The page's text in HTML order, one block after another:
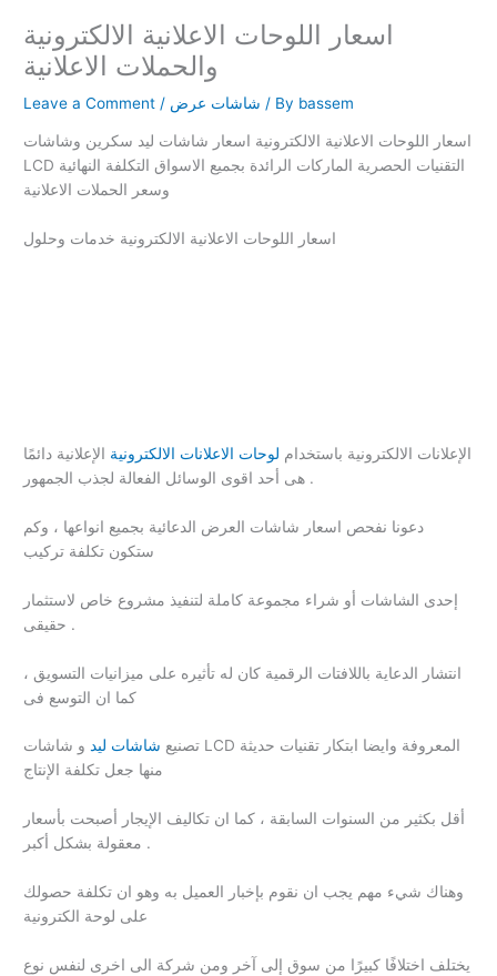
اسعار اللوحات الاعلانية الالكترونية
والحملات الاعلانية
Leave a Comment / شاشات عرض / By bassem
اسعار اللوحات الاعلانية الالكترونية اسعار شاشات ليد سكرين وشاشات
LCD التقنيات الحصرية الماركات الرائدة بجميع الاسواق التكلفة النهائية
وسعر الحملات الاعلانية
اسعار اللوحات الاعلانية الالكترونية خدمات وحلول
الإعلانات الالكترونية باستخدام لوحات الاعلانات الالكترونية الإعلانية دائمًا
هى أحد اقوى الوسائل الفعالة لجذب الجمهور .
دعونا نفحص اسعار شاشات العرض الدعائية بجميع انواعها ، وكم
ستكون تكلفة تركيب
إحدى الشاشات أو شراء مجموعة كاملة لتنفيذ مشروع خاص لاستثمار
حقيقى .
انتشار الدعاية باللافتات الرقمية كان له تأثيره على ميزانيات التسويق ،
كما ان التوسع فى
تصنيع شاشات ليدو شاشات LCD المعروفة وايضا ابتكار تقنيات حديثة
منها جعل تكلفة الإنتاج
أقل بكثير من السنوات السابقة ، كما ان تكاليف الإيجار أصبحت بأسعار
معقولة بشكل أكبر .
وهناك شيء مهم يجب ان نقوم بإخبار العميل به وهو ان تكلفة حصولك
على لوحة الكترونية
يختلف اختلافًا كبيرًا من سوق إلى آخر ومن شركة الى اخرى لنفس نوع